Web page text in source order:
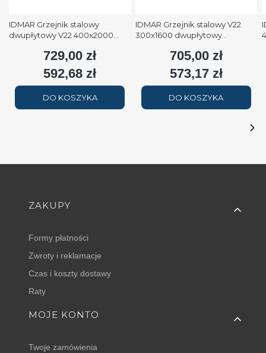
IDMAR Grzejnik stalowy
dwupłytowy V22 400x2000
2508W (90/70/20°C) biały
Cena
729,00 zł
Cena
592,68 zł
DO KOSZYKA
IDMAR Grzejnik stalowy V22
300x1600 dwupłytowy
(90/70/20°C) biały RAL9016
Cena
705,00 zł
Cena
573,17 zł
DO KOSZYKA
Linki w stopce
ZAKUPY
Formy płatności
Zwroty i reklamacje
Czas i koszty dostawy
Raty
MOJE KONTO
Twoje zamówienia